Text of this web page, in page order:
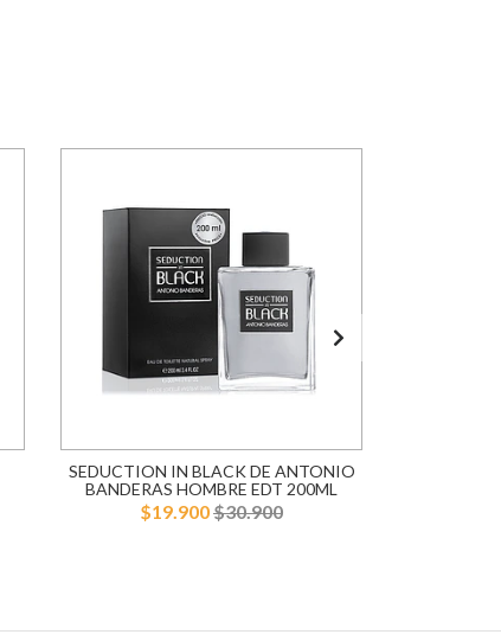
SEDUCTION IN BLACK DE ANTONIO
BANDERAS HOMBRE EDT 200ML
$19.900$30.900